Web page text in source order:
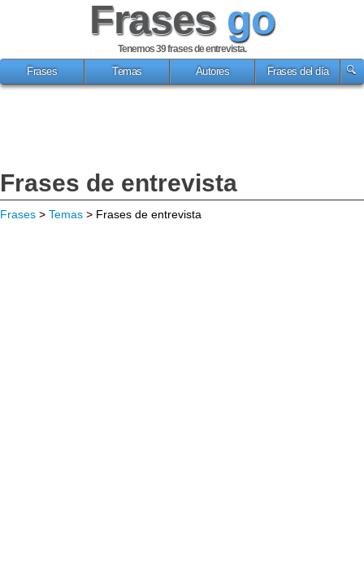
Frases go
Tenemos 39frases de entrevista.
Frases
Temas Autores Frases del día
Frases de entrevista
Frases > Temas > Frases de entrevista